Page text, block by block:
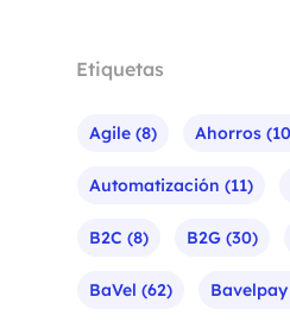
Etiquetas
Agile (8) Ahorros
Automatización (11)
B2C (8) B2G (30)
BaVel (62) Bavelpay